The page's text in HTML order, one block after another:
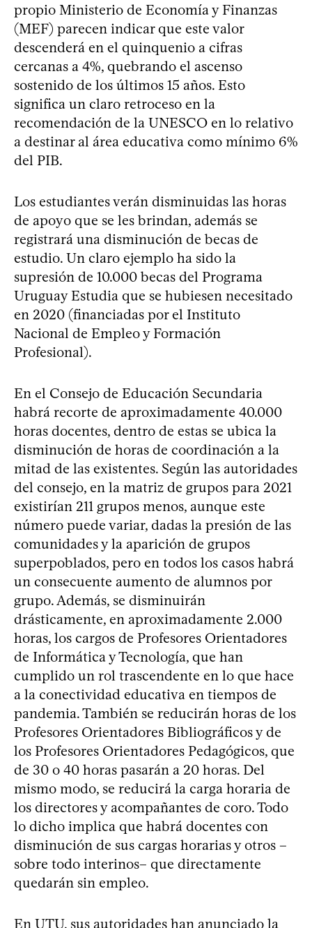
propio Ministerio de Economía y Finanzas
(MEF) parecen indicar que este valor
descenderá en el quinquenio a cifras
cercanas a 4%, quebrando el ascenso
sostenido de los últimos 15 años. Esto
significa un claro retroceso en la
recomendación de la UNESCO en lo relativo
a destinar al área educativa como mínimo 6%
del PIB.
Los estudiantes verán disminuidas las horas
de apoyo que se les brindan, además se
registrará una disminución de becas de
estudio. Un claro ejemplo ha sido la
supresión de 10.000 becas del Programa
Uruguay Estudia que se hubiesen necesitado
en 2020 (financiadas por el Instituto
Nacional de Empleo y Formación
Profesional).
En el Consejo de Educación Secundaria
habrá recorte de aproximadamente 40.000
horas docentes, dentro de estas se ubica la
disminución de horas de coordinación a la
mitad de las existentes. Según las autoridades
del consejo, en la matriz de grupos para 2021
existirían 211 grupos menos, aunque este
número puede variar, dadas la presión de las
comunidades y la aparición de grupos
superpoblados, pero en todos los casos habrá
un consecuente aumento de alumnos por
grupo. Además, se disminuirán
drásticamente, en aproximadamente 2.000
horas, los cargos de Profesores Orientadores
de Informática y Tecnología, que han
cumplido un rol trascendente en lo que hace
a la conectividad educativa en tiempos de
pandemia. También se reducirán horas de los
Profesores Orientadores Bibliográficos y de
los Profesores Orientadores Pedagógicos, que
de 30 o 40 horas pasarán a 20 horas. Del
mismo modo, se reducirá la carga horaria de
los directores y acompañantes de coro. Todo
lo dicho implica que habrá docentes con
disminución de sus cargas horarias y otros –
sobre todo interinos– que directamente
quedarán sin empleo.
En UTU, sus autoridades han anunciado la